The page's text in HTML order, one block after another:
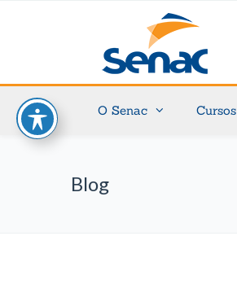
O Senac Cursos
Blog